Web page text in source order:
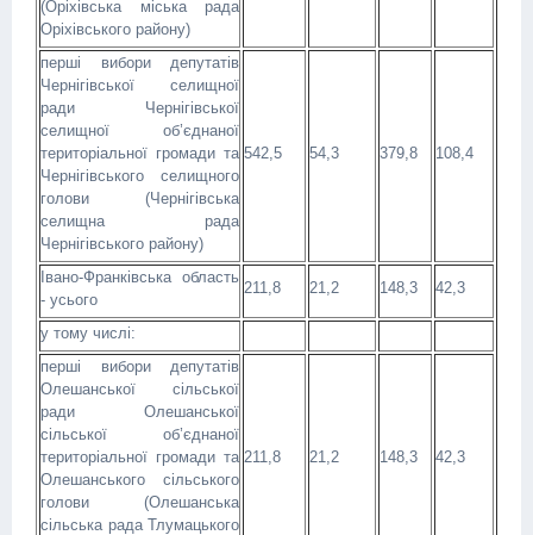
(Оріхівська міська рада
Оріхівського району)
перші вибори депутатів
Чернігівської селищної
ради Чернігівської
селищної об’єднаної
територіальної громади та
Чернігівського селищного
голови (Чернігівська
селищна рада
Чернігівського району)
542,5 54,3 379,8 108,4
Івано-Франківська область
- усього
211,8 21,2 148,3 42,3
у тому числі:
перші вибори депутатів
Олешанської сільської
ради Олешанської
сільської об’єднаної
територіальної громади та
Олешанського сільського
голови (Олешанська
сільська рада Тлумацького
211,8 21,2 148,3 42,3